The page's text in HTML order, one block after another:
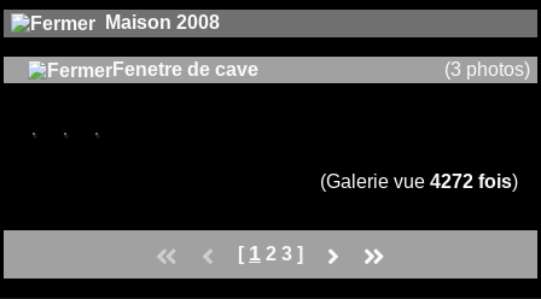
Maison 2008
Fenetre de cave (3 photos)
(Galerie vue 4272 fois)
[ 1 2 3 ]